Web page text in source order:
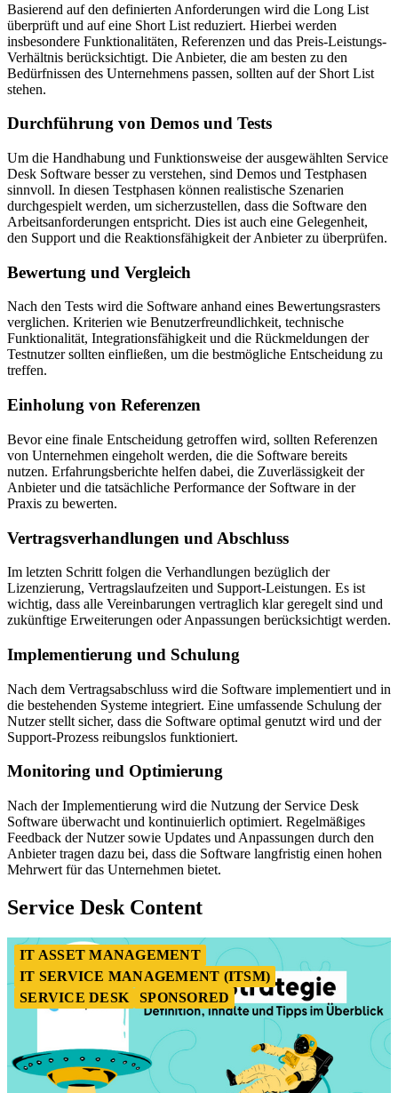
Basierend auf den definierten Anforderungen wird die Long List
überprüft und auf eine Short List reduziert. Hierbei werden
insbesondere Funktionalitäten, Referenzen und das Preis-Leistungs-
Verhältnis berücksichtigt. Die Anbieter, die am besten zu den
Bedürfnissen des Unternehmens passen, sollten auf der Short List
stehen.
Durchführung von Demos und Tests
Um die Handhabung und Funktionsweise der ausgewählten Service
Desk Software besser zu verstehen, sind Demos und Testphasen
sinnvoll. In diesen Testphasen können realistische Szenarien
durchgespielt werden, um sicherzustellen, dass die Software den
Arbeitsanforderungen entspricht. Dies ist auch eine Gelegenheit,
den Support und die Reaktionsfähigkeit der Anbieter zu überprüfen.
Bewertung und Vergleich
Nach den Tests wird die Software anhand eines Bewertungsrasters
verglichen. Kriterien wie Benutzerfreundlichkeit, technische
Funktionalität, Integrationsfähigkeit und die Rückmeldungen der
Testnutzer sollten einfließen, um die bestmögliche Entscheidung zu
treffen.
Einholung von Referenzen
Bevor eine finale Entscheidung getroffen wird, sollten Referenzen
von Unternehmen eingeholt werden, die die Software bereits
nutzen. Erfahrungsberichte helfen dabei, die Zuverlässigkeit der
Anbieter und die tatsächliche Performance der Software in der
Praxis zu bewerten.
Vertragsverhandlungen und Abschluss
Im letzten Schritt folgen die Verhandlungen bezüglich der
Lizenzierung, Vertragslaufzeiten und Support-Leistungen. Es ist
wichtig, dass alle Vereinbarungen vertraglich klar geregelt sind und
zukünftige Erweiterungen oder Anpassungen berücksichtigt werden.
Implementierung und Schulung
Nach dem Vertragsabschluss wird die Software implementiert und in
die bestehenden Systeme integriert. Eine umfassende Schulung der
Nutzer stellt sicher, dass die Software optimal genutzt wird und der
Support-Prozess reibungslos funktioniert.
Monitoring und Optimierung
Nach der Implementierung wird die Nutzung der Service Desk
Software überwacht und kontinuierlich optimiert. Regelmäßiges
Feedback der Nutzer sowie Updates und Anpassungen durch den
Anbieter tragen dazu bei, dass die Software langfristig einen hohen
Mehrwert für das Unternehmen bietet.
Service Desk Content
IT ASSET MANAGEMENT
IT SERVICE MANAGEMENT (ITSM)
SERVICE DESK
SPONSORED